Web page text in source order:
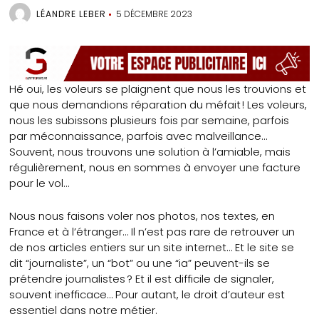
LÉANDRE LEBER 5 DÉCEMBRE 2023
Hé oui, les voleurs se plaignent que nous les trouvions et
que nous demandions réparation du méfait ! Les voleurs,
nous les subissons plusieurs fois par semaine, parfois
par méconnaissance, parfois avec malveillance…
Souvent, nous trouvons une solution à l’amiable, mais
régulièrement, nous en sommes à envoyer une facture
pour le vol…
Nous nous faisons voler nos photos, nos textes, en
France et à l’étranger… Il n’est pas rare de retrouver un
de nos articles entiers sur un site internet… Et le site se
dit “journaliste”, un “bot” ou une “ia” peuvent-ils se
prétendre journalistes ? Et il est difficile de signaler,
souvent inefficace… Pour autant, le droit d’auteur est
essentiel dans notre métier.